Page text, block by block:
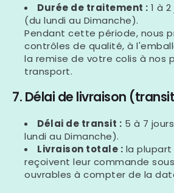
Durée de traitement : 1 à
(du lundi au Dimanche).
Pendant cette période, nous
contrôles de qualité, à
la remise de votre colis à nos
transport.
7. Délai de livraison
Délai de transit : 5 à 7
lundi au Dimanche).
Livraison totale : la
reçoivent leur commande sous
ouvrables à compter de la